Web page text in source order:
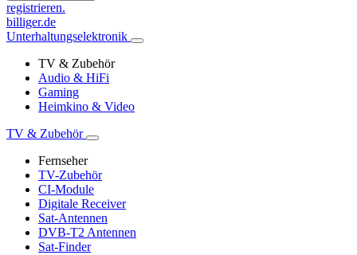
registrieren.
billiger.de
Unterhaltungselektronik
TV & Zubehör
Audio & HiFi
Gaming
Heimkino & Video
TV & Zubehör
Fernseher
TV-Zubehör
CI-Module
Digitale Receiver
Sat-Antennen
DVB-T2 Antennen
Sat-Finder